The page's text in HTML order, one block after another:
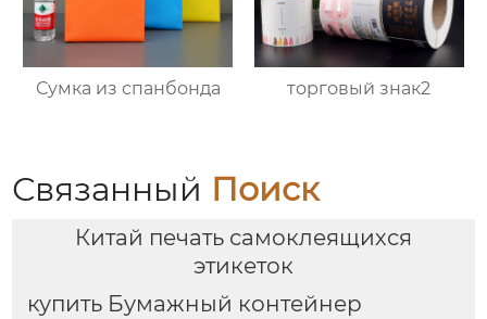
Сумка из спанбонда торговый знак2
Связанный Поиск
Китай печать самоклеящихся
этикеток
купить Бумажный контейнер